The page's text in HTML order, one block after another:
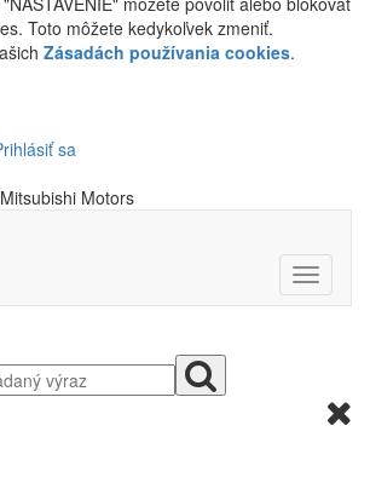
Toto môžete kedykoľvek zmeniť.
Zásadách používania cookies.
sa
Motors